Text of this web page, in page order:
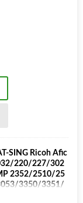
SING Ricoh Afic
220/227/302
2352/2510/25
3350/3351/
Roller